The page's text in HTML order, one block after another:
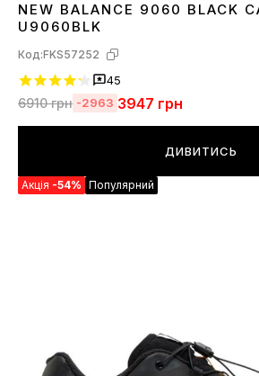
3637 3839404142 43 4445
NEW BALANCE 9060 BLACK
U9060BLK
Код:FKS57252
45
6910грн -2963 3947 грн
ДИВИТИСЬ
Акція -54% Популярний